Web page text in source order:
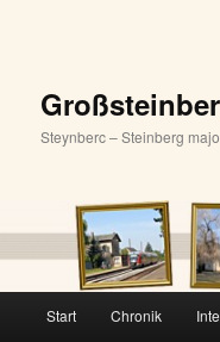
Steynberc – Steinberg
Start Chronik